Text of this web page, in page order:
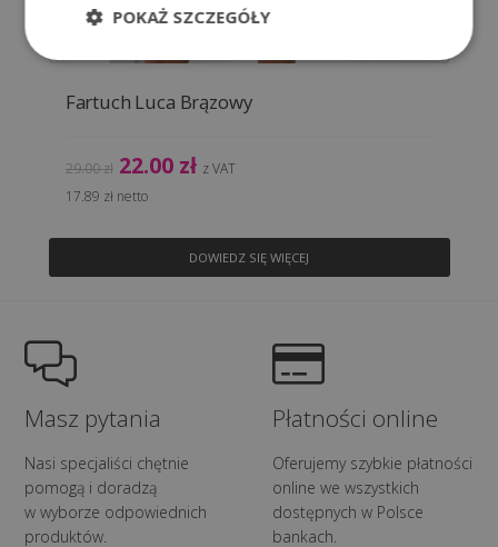
DODAJ DO KOSZYKA
Masz pytania
Nasi specjaliści chętnie
pomogą i doradzą
w wyborze odpowiednich
produktów.
Płatności online
Oferujemy szybkie płatności
online we wszystkich
dostępnych w Polsce
bankach.
POKAŻ SZCZEGÓŁY